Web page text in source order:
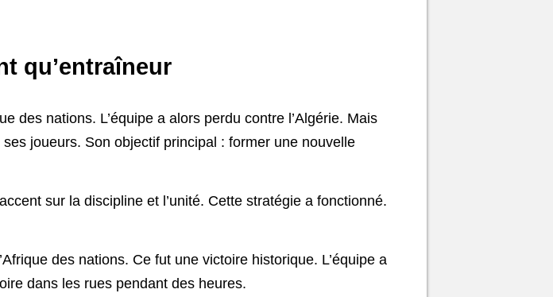
qu’entraîneur
des nations. L’équipe a alors perdu contre l’Algérie. Mais
joueurs. Son objectif principal : former une nouvelle
sur la discipline et l’unité. Cette stratégie a fonctionné.
des nations. Ce fut une victoire historique. L’équipe a
dans les rues pendant des heures.